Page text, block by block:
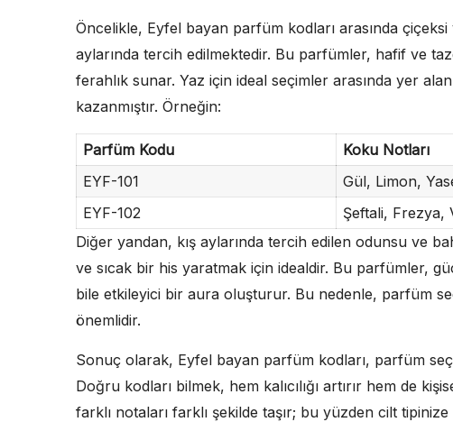
Öncelikle, Eyfel bayan parfüm kodları arasında
aylarında tercih edilmektedir. Bu parfümler, hafif ve
ferahlık sunar. Yaz için ideal seçimler arasında yer
kazanmıştır. Örneğin:
Parfüm Kodu
Koku Notları
EYF-101
Gül, Limon,
EYF-102
Şeftali, Frezya,
Diğer yandan, kış aylarında tercih edilen odunsu ve
ve sıcak bir his yaratmak için idealdir. Bu parfümler,
bile etkileyici bir aura oluşturur. Bu nedenle, parfüm
önemlidir.
Sonuç olarak, Eyfel bayan parfüm kodları, parfüm
Doğru kodları bilmek, hem kalıcılığı artırır hem de
farklı notaları farklı şekilde taşır; bu yüzden cilt